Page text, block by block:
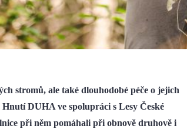
stromů, ale také dlouhodobé péče o jejich
DUHA ve spolupráci s Lesy České
při něm pomáhali při obnově druhově i